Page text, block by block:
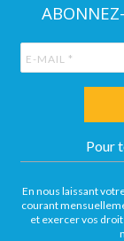
Pour
En nous laissant
courant
et exercer vos